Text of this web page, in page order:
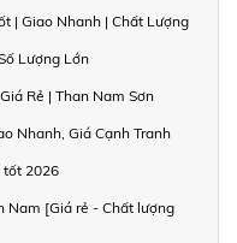
| Giao Nhanh | Chất Lượng
Lượng Lớn
Rẻ | Than Nam Sơn
Nhanh, Giá Cạnh Tranh
tốt 2026
Nam [Giá rẻ - Chất lượng